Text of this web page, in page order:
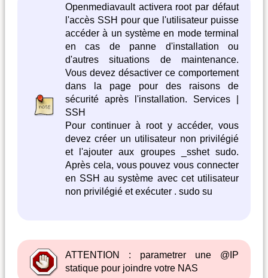
Openmediavault activera root par défaut
l'accès SSH pour que l'utilisateur puisse
accéder à un système en mode terminal
en cas de panne d'installation ou
d'autres situations de maintenance.
Vous devez désactiver ce comportement
dans la page pour des raisons de
sécurité après l'installation. Services |
SSH
Pour continuer à root y accéder, vous
devez créer un utilisateur non privilégié
et l'ajouter aux groupes _sshet sudo.
Après cela, vous pouvez vous connecter
en SSH au système avec cet utilisateur
non privilégié et exécuter . sudo su
ATTENTION : parametrer une @IP
statique pour joindre votre NAS